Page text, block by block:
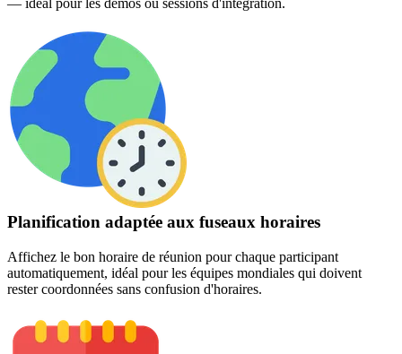
— idéal pour les démos ou sessions d'intégration.
Planification adaptée aux fuseaux horaires
Affichez le bon horaire de réunion pour chaque participant
automatiquement, idéal pour les équipes mondiales qui doivent
rester coordonnées sans confusion d'horaires.